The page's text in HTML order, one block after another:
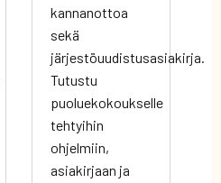
kannanottoa
sekä
järjestöuudistusasiakirja.
Tutustu
puoluekokoukselle
tehtyihin
ohjelmiin,
asiakirjaan ja